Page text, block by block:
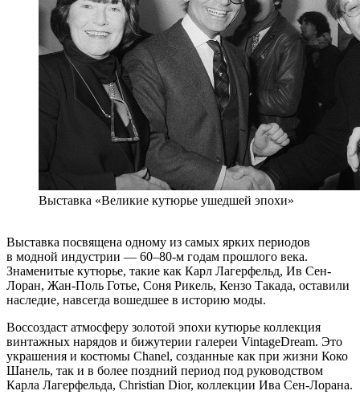
Выставка «Великие кутюрье ушедшей эпохи»
Выставка посвящена одному из самых ярких периодов
в модной индустрии — 60–80-м годам прошлого века.
Знаменитые кутюрье, такие как Карл Лагерфельд, Ив Сен-
Лоран, Жан-Поль Готье, Соня Рикель, Кензо Такада, оставили
наследие, навсегда вошедшее в историю моды.
Воссоздаст атмосферу золотой эпохи кутюрье коллекция
винтажных нарядов и бижутерии галереи VintageDream. Это
украшения и костюмы Chanel, созданные как при жизни Коко
Шанель, так и в более поздний период под руководством
Карла Лагерфельда, Christian Dior, коллекции Ива Сен-Лорана.